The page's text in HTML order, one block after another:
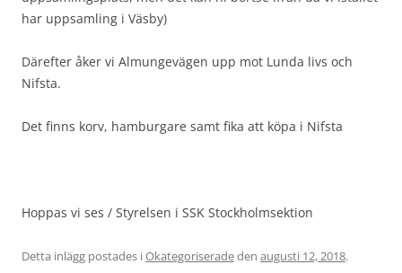
har uppsamling i Väsby)
Därefter åker vi Almungevägen upp mot Lunda livs och
Nifsta.
Det finns korv, hamburgare samt fika att köpa i Nifsta
Hoppas vi ses / Styrelsen i SSK Stockholmsektion
Detta inlägg postades iOkategoriseradeden augusti 12, 2018.